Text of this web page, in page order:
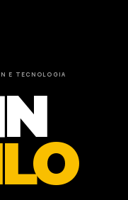
E TECNOLOGIA